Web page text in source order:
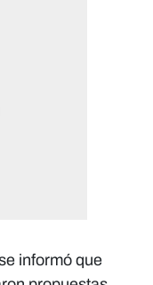
informó que